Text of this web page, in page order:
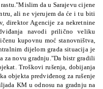
da u Sarajevu cijene
ali ne vjerujem da će i tu biti
direktor Agencije za nekretnine
navodi prilično veliku
kupovnu moć stanovništva,
dijelom grada situacija je
za novu gradnju."Da bistr gradili
Troškovi rušenja, dobijanja
objekta predviđenog za rušenje
KM u odnosu na gradnju na